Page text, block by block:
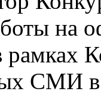
на
СМИ в